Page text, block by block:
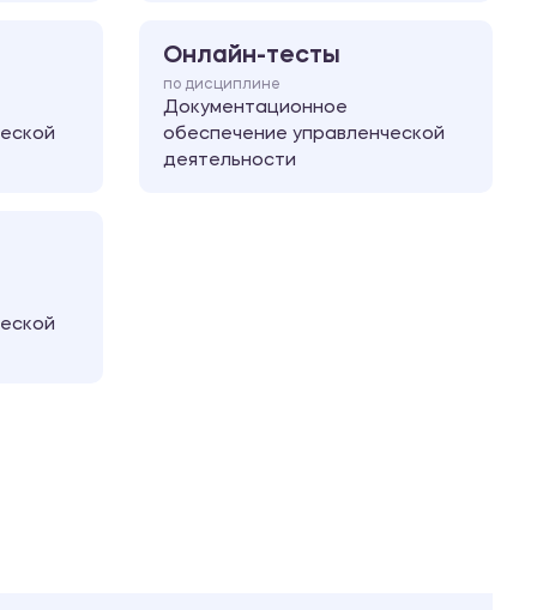
Онлайн-тесты
по дисциплине
Документационное
обеспечение управленческой
деятельности